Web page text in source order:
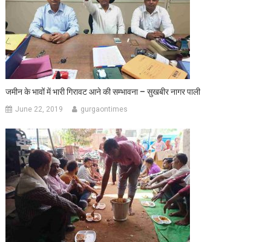
जमीन के भावों में भारी गिरावट आने की सम्भावना – सुखबीर नागर पाली
June 22, 2019 gurgaontimes